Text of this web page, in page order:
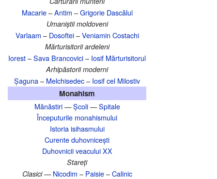
Macarie–Antim –Grigorie Dascălul
Umaniștii moldoveni
Varlaam – Dosoftei–Veniamin Costachi
Mărturisitorii ardeleni
Iorest–Sava Brancovici– Iosif Mărturisitorul
Arhipăstorii moderni
Șaguna– Melchisedec– Iosif cel Milostiv
Monahism
Mănăstiri—Școli—Spitale
Începuturile monahismului
Istoria isihasmului
Curente duhovnicești
Duhovnicii veacului XX
Stareți
Clasici — Nicodim – Paisie–Calinic